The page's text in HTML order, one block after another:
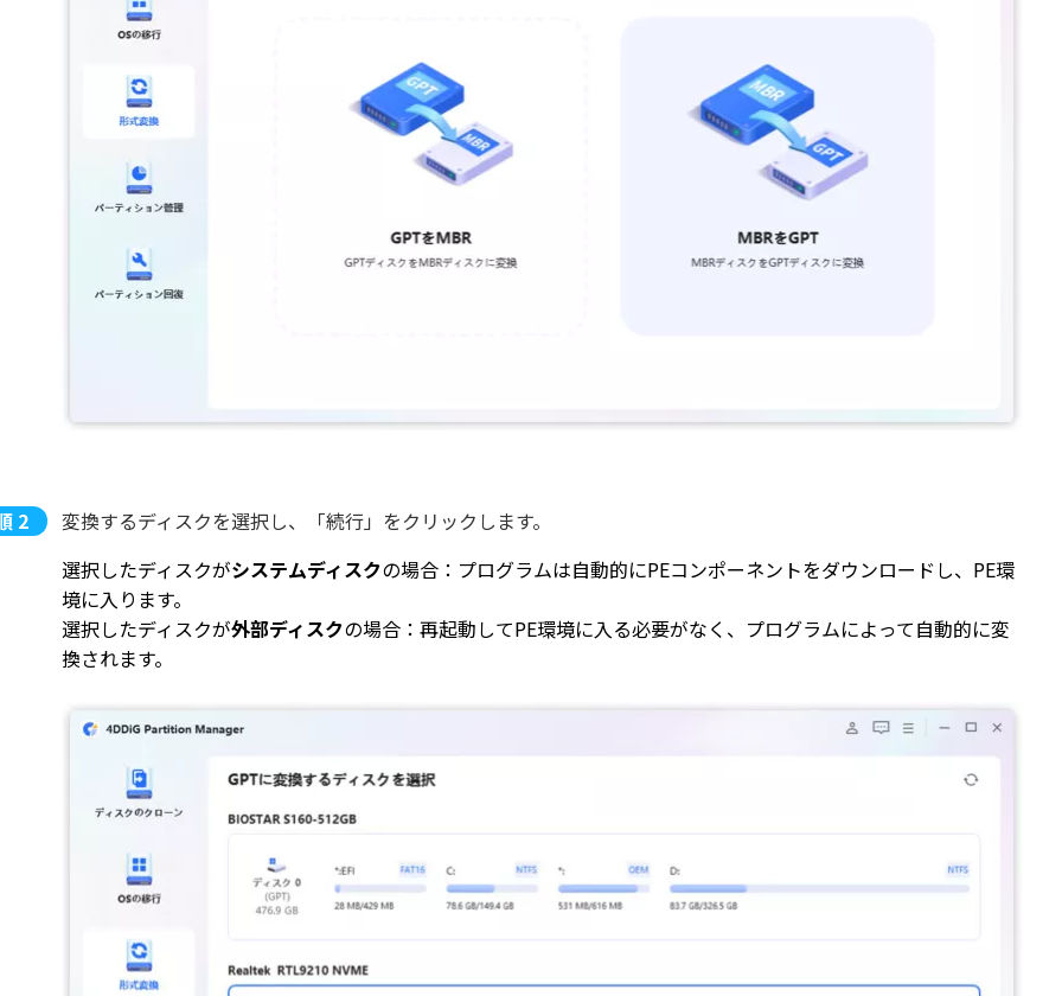
変換するディスクを選択し、「続行」をクリックします。
選択したディスクがシステムディスクの場合：プログラムは自動的にPEコンポーネントをダウンロードし、PE環
境に入ります。
選択したディスクが外部ディスクの場合：再起動してPE環境に入る必要がなく、プログラムによって自動的に変
換されます。